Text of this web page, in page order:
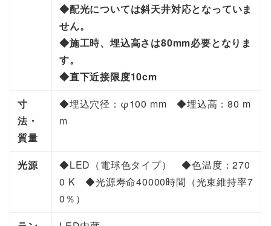
◆配光については斜天井対応となっていま
せん。
◆施工時、埋込高さは80mm必要となりま
す。
◆直下近接限度10cm
寸
法・
質量
◆埋込穴径：φ100 mm ◆埋込高：80 m
m
光源
◆LED（電球色タイプ） ◆色温度：270
0 K ◆光源寿命40000時間（光束維持率7
0％）